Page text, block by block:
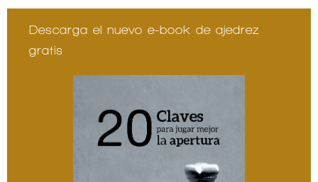
Descarga el nuevo e-book de ajedrez
gratis